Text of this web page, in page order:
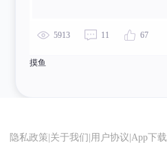
5913 11 67
摸鱼
隐私政策 关于我们 用户协议 App下载